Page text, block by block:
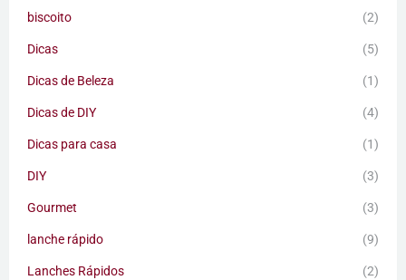
biscoito (2)
Dicas (5)
Dicas de Beleza (1)
Dicas de DIY (4)
Dicas para casa (1)
DIY (3)
Gourmet (3)
lanche rápido (9)
Lanches Rápidos (2)